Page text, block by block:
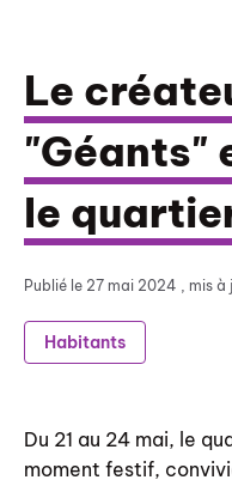
Le
"Géants"
le
Publié le 27 mai 2024 , mis à
Habitants
Du 21 au 24 mai, le
moment festif,